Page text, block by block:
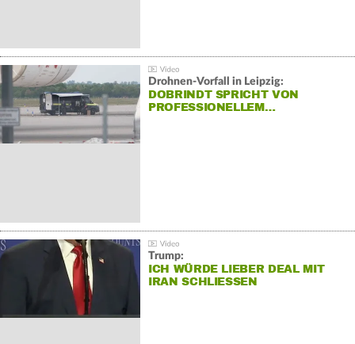
Drohnen-Vorfall in Leipzig:
DOBRINDT SPRICHT VON
PROFESSIONELLEM…
Trump:
ICH WÜRDE LIEBER DEAL MIT
IRAN SCHLIESSEN